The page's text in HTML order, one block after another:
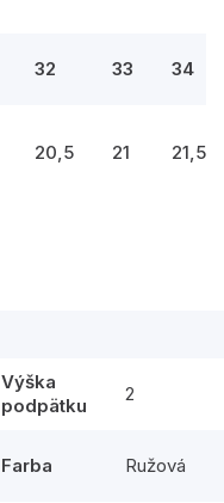
32 33 34
20,5 21 21,5
Výška
podpätku
2
Farba Ružová